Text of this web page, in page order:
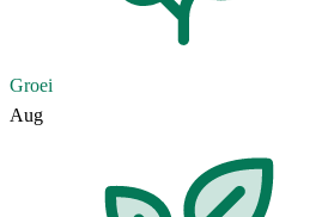
Groei
Aug